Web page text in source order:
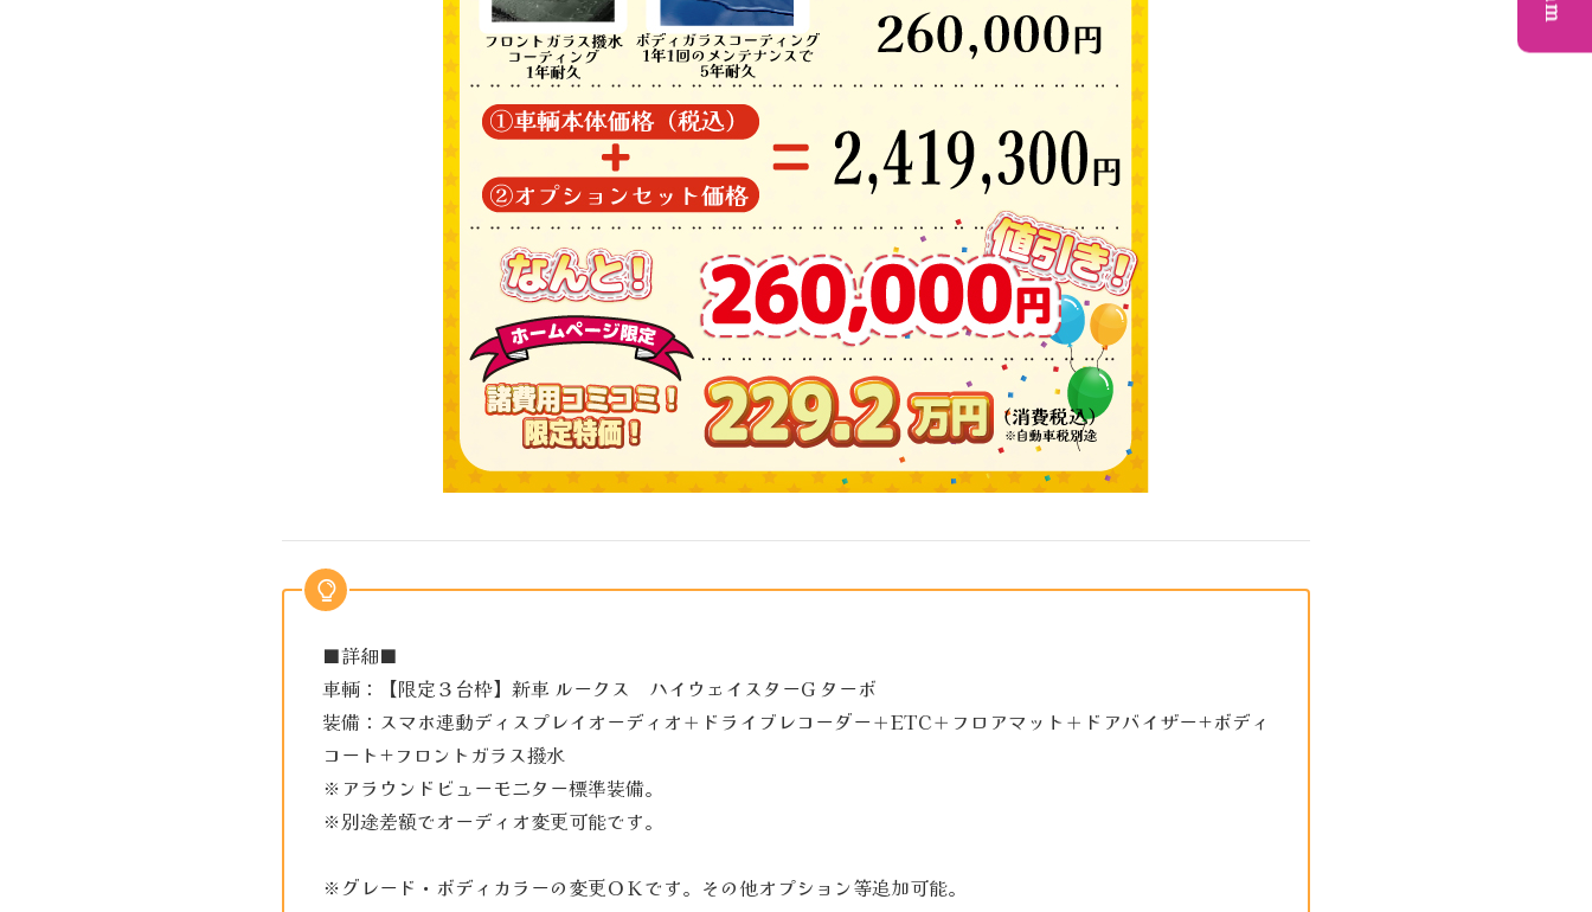
■詳細■
車輌：【限定３台枠】新車 ルークス ハイウェイスターG ターボ
装備：スマホ連動ディスプレイオーディオ＋ドライブレコーダー＋ETC＋フロアマット＋ドアバイザー+ボディ
コート+フロントガラス撥水
※アラウンドビューモニター標準装備。
※別途差額でオーディオ変更可能です。
※グレード・ボディカラーの変更ＯＫです。その他オプション等追加可能。